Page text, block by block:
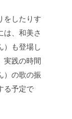
をしたりす
は、和美さ
）も登場し
実践の時間
）の歌の振
る予定で